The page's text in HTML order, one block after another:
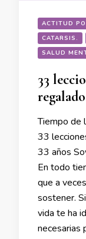
ACTITUD
CATARSIS.
SALUD
33
Tiempo de
33
33 años
En todo
que a
sostener.
vida te ha
necesarias